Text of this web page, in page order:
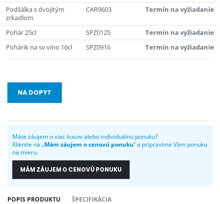
Podšálka s dvojitým
zrkadlom
CAR9603 Termín na vyžiadanie
Pohár 25cl SPZ0125
Termín na vyžiadanie
Pohárik na sv.víno 16cl
SPZ0916 Termín na vyžiadanie
NA DOPYT
Máte záujem o viac kusov alebo individuálnu ponuku?
Kliknite na „Mám záujem o cenovú ponuku“ a pripravíme Vám ponuku
na mieru.
MÁM ZÁUJEM O CENOVÚ PONUKU
POPIS PRODUKTU ŠPECIFIKÁCIA